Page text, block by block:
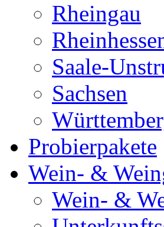
Rheingau
Saale-
Sachsen
Probierpakete
Wein- &
Wein- &